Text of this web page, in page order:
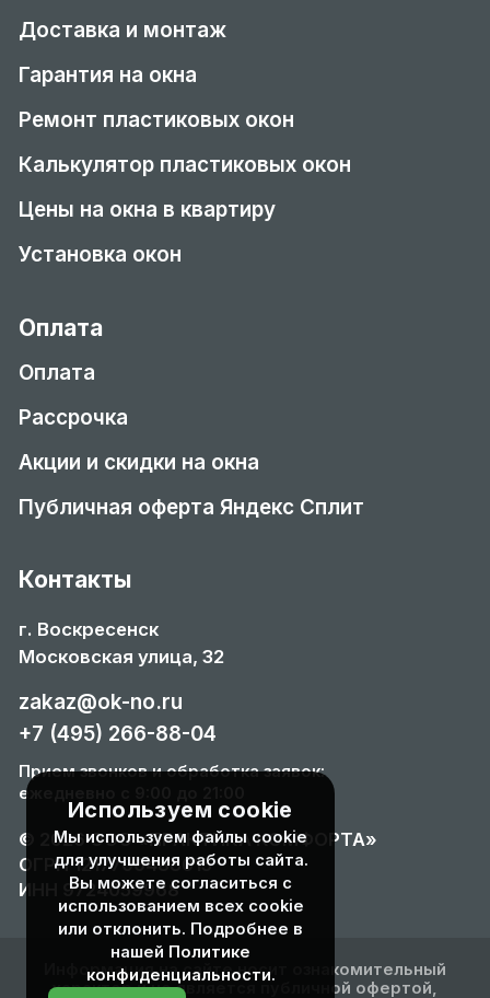
Используем cookie
Мы используем файлы cookie
для улучшения работы сайта.
Вы можете согласиться с
использованием всех cookie
или отклонить. Подробнее в
нашей Политике
конфиденциальности.
Доставка и монтаж
Гарантия на окна
Ремонт пластиковых окон
Калькулятор пластиковых окон
Цены на окна в квартиру
Установка окон
Оплата
Оплата
Рассрочка
Акции и скидки на окна
Публичная оферта Яндекс Сплит
Контакты
г. Воскресенск
Московская улица, 32
zakaz@ok-no.ru
+7 (495) 266-88-04
Прием звонков и обработка заявок:
ежедневно с 9:00 до 21:00
© 2026 ООО «ПРАКТИКА КОМФОРТА»
ОГРН 1217700488015
ИНН 9724059968
Информация на сайте носит ознакомительный
характер и не является публичной офертой,